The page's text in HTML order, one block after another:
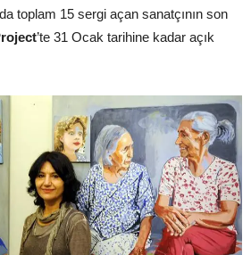
toplam 15 sergi açan sanatçının son
’te 31 Ocak tarihine kadar açık